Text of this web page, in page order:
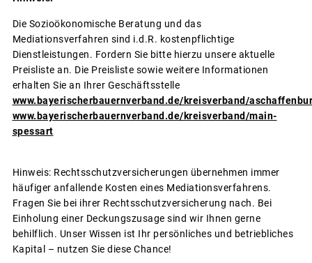
Die Sozioökonomische Beratung und das
Mediationsverfahren sind i.d.R. kostenpflichtige
Dienstleistungen. Fordern Sie bitte hierzu unsere aktuelle
Preisliste an. Die Preisliste sowie weitere Informationen
erhalten Sie an Ihrer Geschäftsstelle
www.bayerischerbauernverband.de/kreisverband/
www.bayerischerbauernverband.de/kreisverband/main-
spessart
Hinweis: Rechtsschutzversicherungen übernehmen immer
häufiger anfallende Kosten eines Mediationsverfahrens.
Fragen Sie bei ihrer Rechtsschutzversicherung nach. Bei
Einholung einer Deckungszusage sind wir Ihnen gerne
behilflich. Unser Wissen ist Ihr persönliches und betriebliches
Kapital – nutzen Sie diese Chance!